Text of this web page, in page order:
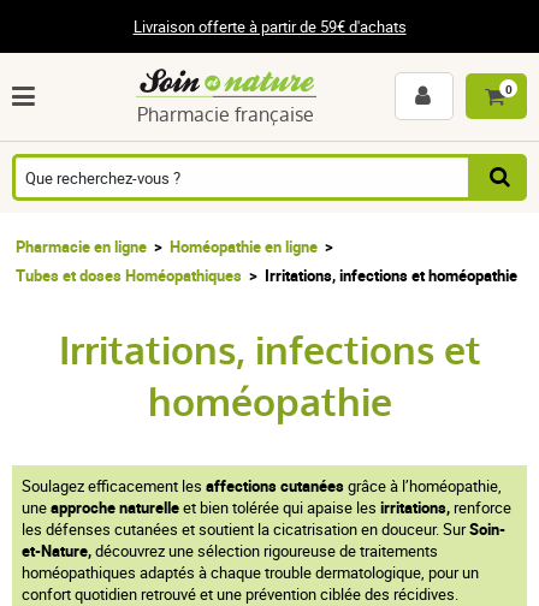
Livraison offerte à partir de 59€ d'achats
Pharmacie française
0
Pharmacie en ligne
Homéopathie en ligne
Tubes et doses Homéopathiques
Irritations, infections et homéopathie
Irritations, infections et
homéopathie
Soulagez efficacement les affections cutanéesgrâce à l’homéopathie,
uneapproche naturelleet bien tolérée qui apaise les irritations,renforce
les défenses cutanées et soutient la cicatrisation en douceur. SurSoin-
et-Nature,découvrez une sélection rigoureuse de traitements
homéopathiques adaptés à chaque trouble dermatologique, pour un
confort quotidien retrouvé et une prévention ciblée des récidives.